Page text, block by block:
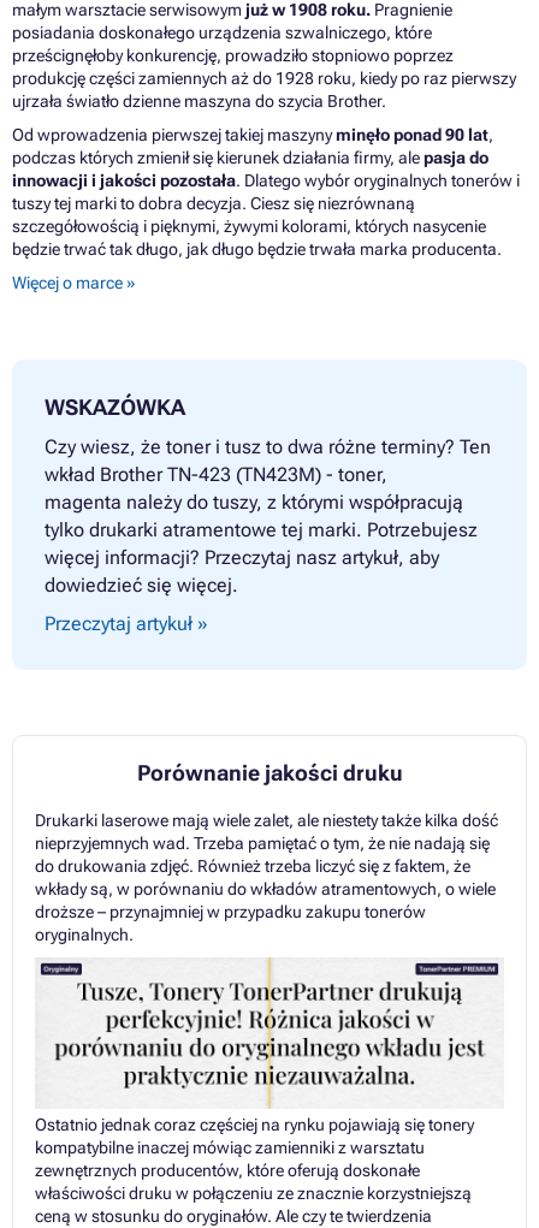
małym warsztacie serwisowymjuż w 1908 roku. Pragnienie
posiadania doskonałego urządzenia szwalniczego, które
prześcignęłoby konkurencję, prowadziło stopniowo poprzez
produkcję części zamiennych aż do 1928 roku, kiedy po raz pierwszy
ujrzała światło dzienne maszyna do szycia Brother.
Od wprowadzenia pierwszej takiej maszynyminęło ponad 90 lat,
podczas których zmienił się kierunek działania firmy, alepasja do
innowacji i jakości pozostała. Dlatego wybór oryginalnych tonerów i
tuszy tej marki to dobra decyzja. Ciesz się niezrównaną
szczegółowością i pięknymi, żywymi kolorami, których nasycenie
będzie trwać tak długo, jak długo będzie trwała marka producenta.
Więcej o marce »
WSKAZÓWKA
Czy wiesz, że toner i tusz to dwa różne terminy? Ten
wkład Brother TN-423 (TN423M) - toner,
magenta należy do tuszy, z którymi współpracują
tylko drukarki atramentowe tej marki. Potrzebujesz
więcej informacji? Przeczytaj nasz artykuł, aby
dowiedzieć się więcej.
Przeczytaj artykuł »
Porównanie jakości druku
Drukarki laserowe mają wiele zalet, ale niestety także kilka dość
nieprzyjemnych wad. Trzeba pamiętać o tym, że nie nadają się
do drukowania zdjęć. Również trzeba liczyć się z faktem, że
wkłady są, w porównaniu do wkładów atramentowych, o wiele
droższe – przynajmniej w przypadku zakupu tonerów
oryginalnych.
Ostatnio jednak coraz częściej na rynku pojawiają się tonery
kompatybilne inaczej mówiąc zamienniki z warsztatu
zewnętrznych producentów, które oferują doskonałe
właściwości druku w połączeniu ze znacznie korzystniejszą
ceną w stosunku do oryginałów. Ale czy te twierdzenia